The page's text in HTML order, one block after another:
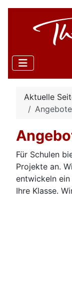
Aktuelle
Für Schulen
Projekte an.
entwickeln
Ihre Klasse.